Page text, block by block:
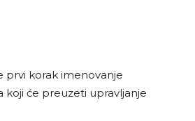
prvi korak imenovanje
koji će preuzeti upravljanje